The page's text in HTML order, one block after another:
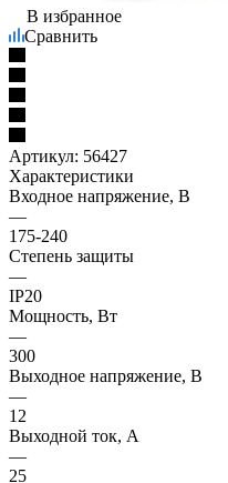
В избранное
Сравнить
Артикул: 56427
Характеристики
Входное напряжение, В
—
175-240
Степень защиты
—
IP20
Мощность, Вт
—
300
Выходное напряжение, В
—
12
Выходной ток, А
—
25